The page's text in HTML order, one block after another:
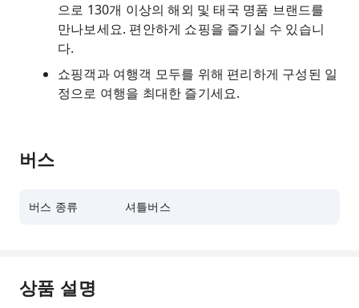
으로 130개 이상의 해외 및 태국 명품 브랜드를
만나보세요. 편안하게 쇼핑을 즐기실 수 있습니
다.
쇼핑객과 여행객 모두를 위해 편리하게 구성된 일
정으로 여행을 최대한 즐기세요.
버스
버스 종류 셔틀버스
상품 설명